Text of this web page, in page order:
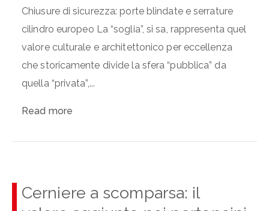
Chiusure di sicurezza: porte blindate e serrature
cilindro europeo La “soglia”, si sa, rappresenta quel
valore culturale e architettonico per eccellenza
che storicamente divide la sfera “pubblica” da
quella “privata”,...
Read more
Cerniere a scomparsa: il